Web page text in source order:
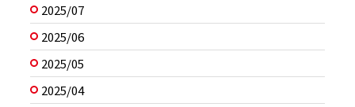
2025/07
2025/06
2025/05
2025/04